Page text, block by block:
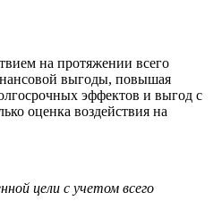
на протяжении всего
выгоды, повышая
эффектов и выгод с
оценка воздействия на
цели с учетом всего